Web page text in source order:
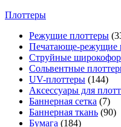
Плоттеры
Режущие плоттеры
Печатающе-режущие
Струйные
Сольвентные
UV-плоттеры (144)
Аксессуары для
Баннерная сетка (7)
Баннерная ткань (90)
Бумага (184)